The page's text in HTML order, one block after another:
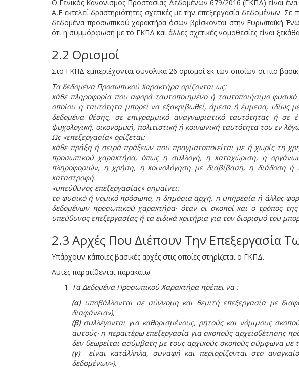
Ο Γενικός Κανονισμός Προστασίας Δεδομένων 679/2016 (ΓΚΠΔ) είναι
Α,Ε εκτελεί δραστηριότητες σχετικές με την επεξεργασία δεδομένων.
δεδομένα προσωπικού χαρακτήρα όσων βρίσκονται στην Ευρωπαϊκή
ότι η συμμόρφωσή με το ΓΚΠΔ και άλλες σχετικές νομοθεσίες είναι
2.2 Ορισμοί
Στο ΓΚΠΔ εμπεριέχονται συνολικά 26 ορισμοί εκ των οποίων οι πιο
Τα δεδομένα Προσωπικού Χαρακτήρα ορίζονται ως:
κάθε πληροφορία που αφορά ταυτοποιημένο ή ταυτοποιήσιμο
οποίου η ταυτότητα μπορεί να εξακριβωθεί, άμεσα ή έμμεσα, ιδίως
δεδομένα θέσης, σε επιγραμμικό αναγνωριστικό ταυτότητας ή σε
ψυχολογική, οικονομική, πολιτιστική ή κοινωνική ταυτότητα του εν
Ως «επεξεργασία» ορίζεται:
κάθε πράξη ή σειρά πράξεων που πραγματοποιείται με ή χωρίς τη
προσωπικού χαρακτήρα, όπως η συλλογή, η καταχώριση, η
πληροφοριών, η χρήση, η κοινολόγηση με διαβίβαση, η διάδοση
καταστροφή.
«υπεύθυνος επεξεργασίας» σημαίνει:
το φυσικό ή νομικό πρόσωπο, η δημόσια αρχή, η υπηρεσία ή άλλος
δεδομένων προσωπικού χαρακτήρα· όταν οι σκοποί και ο τρόπος
υπεύθυνος επεξεργασίας ή τα ειδικά κριτήρια για τον διορισμό του
2.3 Αρχές Που Διέπουν Την Επεξεργασία
Υπάρχουν κάποιες βασικές αρχές στις οποίες στηρίζεται ο ΓΚΠΔ.
Αυτές παρατίθενται παρακάτω:
Τα Δεδομένα Προσωπικού Χαρακτήρα πρέπει να :
(α)υποβάλλονται σε σύννομη και θεμιτή επεξεργασία με
διαφάνεια»),
(β)συλλέγονται για καθορισμένους, ρητούς και νόμιμους
αυτούς· η περαιτέρω επεξεργασία για σκοπούς αρχειοθέτησης
δεν θεωρείται ασύμβατη με τους αρχικούς σκοπούς σύμφωνα με
(γ)είναι κατάλληλα, συναφή και περιορίζονται στο
δεδομένων»),